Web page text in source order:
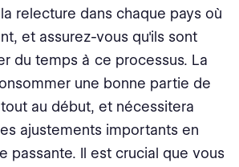
relecture dans chaque pays où
et assurez-vous qu'ils sont
du temps à ce processus. La
une bonne partie de
au début, et nécessitera
ajustements importants en
passante. Il est crucial que vous